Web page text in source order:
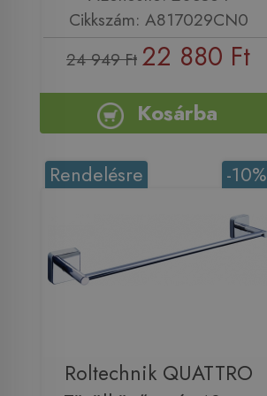
Cikkszám: A817029CN0
24 949 Ft 22 880 Ft
Kosárba
-10%
Rendelésre
Roltechnik QUATTRO